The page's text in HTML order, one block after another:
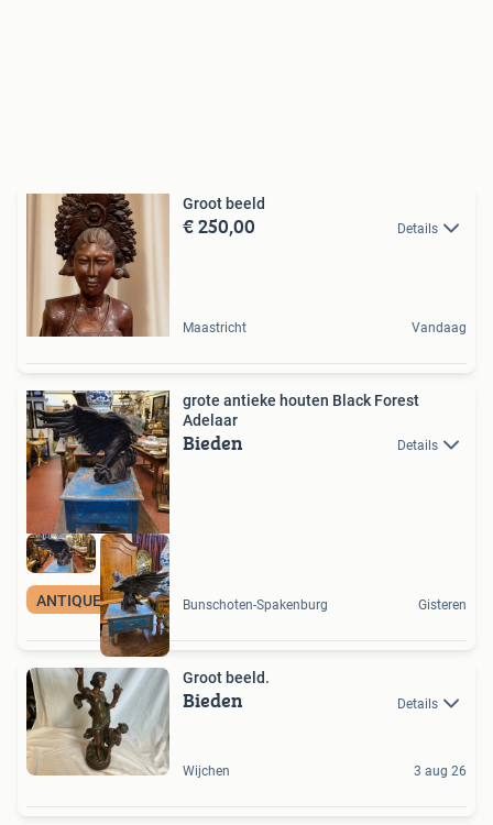
Groot beeld
€ 250,00 Details
Maastricht Vandaag
ANTIQUES & MORE
grote antieke houten Black Forest
Adelaar
Bieden Details
Bunschoten-Spakenburg Gisteren
Groot beeld.
Bieden Details
Wijchen 3 aug 26